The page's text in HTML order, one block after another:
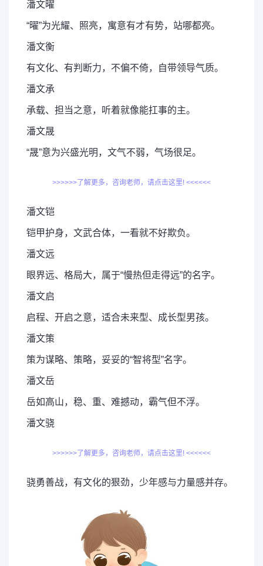
潘文曜
“曜”为光耀、照亮，寓意有才有势，站哪都亮。
潘文衡
有文化、有判断力，不偏不倚，自带领导气质。
潘文承
承载、担当之意，听着就像能扛事的主。
潘文晟
“晟”意为兴盛光明，文气不弱，气场很足。
>>>>>>了解更多，咨询老师，请点击这里! <<<<<<
潘文铠
铠甲护身，文武合体，一看就不好欺负。
潘文远
眼界远、格局大，属于“慢热但走得远”的名字。
潘文启
启程、开启之意，适合未来型、成长型男孩。
潘文策
策为谋略、策略，妥妥的“智将型”名字。
潘文岳
岳如高山，稳、重、难撼动，霸气但不浮。
潘文骁
>>>>>>了解更多，咨询老师，请点击这里! <<<<<<
骁勇善战，有文化的狠劲，少年感与力量感并存。